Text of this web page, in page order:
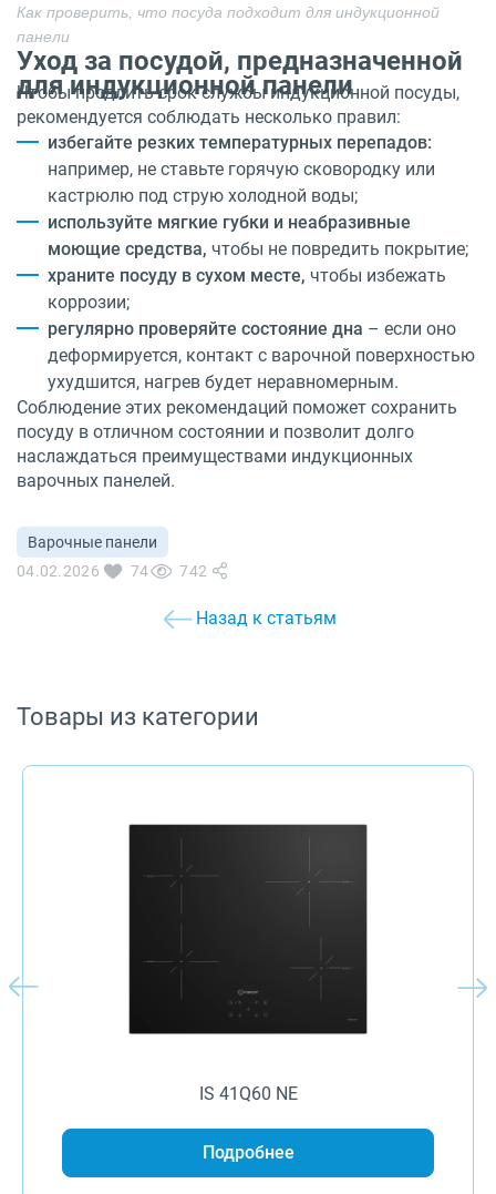
Как проверить, что посуда подходит для индукционной
панели
Уход за посудой, предназначенной
для индукционной панели
Чтобы продлить срок службы индукционной посуды,
рекомендуется соблюдать несколько правил:
избегайте резких температурных перепадов:
например, не ставьте горячую сковородку или
кастрюлю под струю холодной воды;
используйте мягкие губки и неабразивные
моющие средства, чтобы не повредить покрытие;
храните посуду в сухом месте, чтобы избежать
коррозии;
регулярно проверяйте состояние дна – если оно
деформируется, контакт с варочной поверхностью
ухудшится, нагрев будет неравномерным.
Соблюдение этих рекомендаций поможет сохранить
посуду в отличном состоянии и позволит долго
наслаждаться преимуществами индукционных
варочных панелей.
Варочные панели
04.02.2026
74 742
Назад к статьям
Товары из категории
IS 41Q60 NE
Подробнее